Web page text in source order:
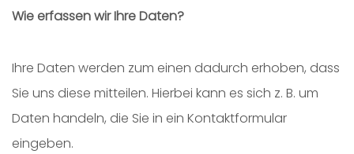
Wie erfassen wir Ihre Daten?
Ihre Daten werden zum einen dadurch erhoben, dass
Sie uns diese mitteilen. Hierbei kann es sich z. B. um
Daten handeln, die Sie in ein Kontaktformular
eingeben.